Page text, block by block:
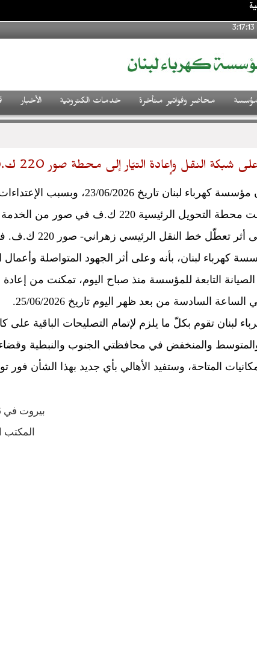
محاضر وفواتير متأخرة خدمات الكترونية الأخبار
شبكة النقل وإعادة التيّار إلى محطة صور 220 ك.ف
عطفاً على بيان مؤسسة كهرباء لبنان تاريخ 23/06/
المتكرره، خرجت محطة التحويل الرئيسية 220 ك.ف في صور من
كهرباء لبنان، بأنه وعلى أثر الجهود المتواصلة وأعمال
التابعة للمؤسسة منذ صباح اليوم، تمكنت من إعادة
الساعة السادسة من بعد ظهر اليوم تاريخ 25/06/2026.
لبنان تقوم بكلّ ما يلزم لإتمام التصليحات الباقية على
والمتوسط والمنخفض في محافظتي الجنوب والنبطية وقضاء
المتاحة، وستفيد الأهالي بأي جديد بهذا الشأن فور
بيروت في
المكتب